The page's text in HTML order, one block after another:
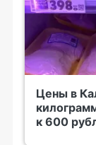
Цены в
к 600